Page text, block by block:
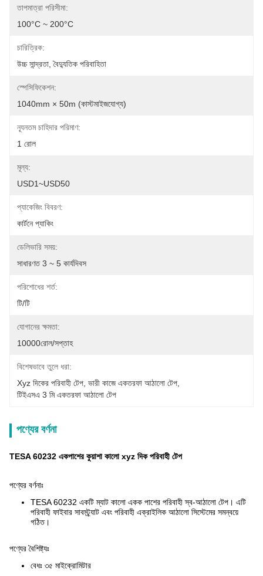
তাপমাত্রা পরিসীমা:
100°C ~ 200°C
চারিত্রিক:
উচ্চ সান্দ্রতা, বৈদ্যুতিক পরিবাহিতা
স্পেসিফিকেশন:
1040mm × 50m (কাস্টমাইজযোগ্য)
ন্যূনতম চাহিদার পরিমাণ:
1 রোল
মূল্য:
USD1~USD50
প্যাকেজিং বিবরণ:
কার্টনে প্যাকিং
ডেলিভারি সময়:
সাধারণত 3 ~ 5 কার্যদিবস
পরিশোধের শর্ত:
টি/টি
যোগানের ক্ষমতা:
10000রোল/সপ্তাহ
বিশেষভাবে তুলে ধরা:
Xyz দিকের পরিবাহী টেপ ভারী কাজে একতরফা আঠালো টেপ
টিইএসএ 3 মি একতরফা আঠালো টেপ
পণ্যের বর্ণনা
TESA 60232 একপাশের কুয়াশা কালো xyz দিক পরিবাহী টেপ
পণ্যের বর্ণনাঃ
TESA 60232 একটি ম্যাট কালো একক পাশের পরিবাহী স্ব-আঠালো টেপ। এটি
পরিবাহী ফাইবার সাবস্ট্র্যাট এবং পরিবাহী এক্রাইলিক আঠালো সিস্টেমের সমন্বয়ে
গঠিত।
পণ্যের বৈশিষ্ট্যঃ
বেধঃ ৩৫ মাইক্রোমিটার